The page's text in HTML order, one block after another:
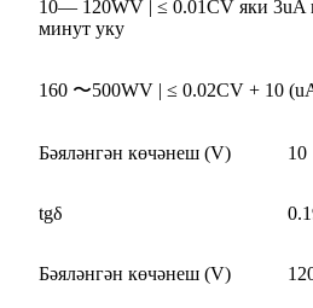
10— 120WV | ≤ 0.01CV яки 3uA
минут уку
160 〜500WV | ≤ 0.02CV + 10
Бәяләнгән көчәнеш (V) 10
tgδ
Бәяләнгән көчәнеш (V)